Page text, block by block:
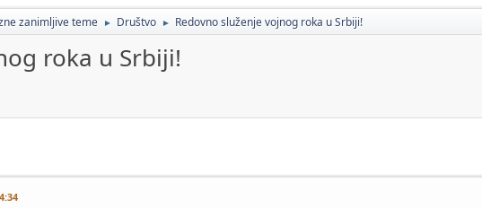
zanimljive teme ► Društvo ► Redovno služenje vojnog roka u Srbiji!
roka u Srbiji!